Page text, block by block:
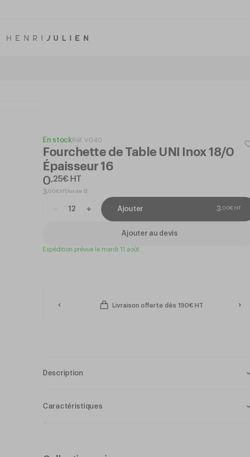
En stock Réf. VG40
Fourchette de Table UNI Inox 18/0
Épaisseur 16
0,25€ HT
3, 00€ HT/lot de 12
Ajouter 3 00€ HT
Ajouter au devis
Expédition prévue le mardi 11 août
Livraison offerte dès 190€ HT
Description
professionnels de la restauration et les collectivités. Fabriquée en
quotidienne dans les cantines et les restaurants scolaires.
Caractéristiques